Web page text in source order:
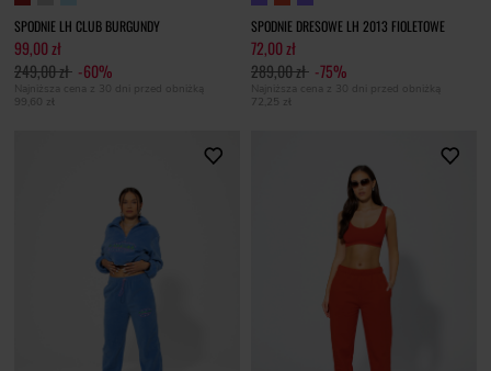
SPODNIE LH CLUB BURGUNDY
99,00 zł
249,00 zł -60%
Najniższa cena z 30 dni przed obniżką
99,60 zł
SPODNIE DRESOWE LH 2013 FIOLETOWE
72,00 zł
289,00 zł -75%
Najniższa cena z 30 dni przed obniżką
72,25 zł